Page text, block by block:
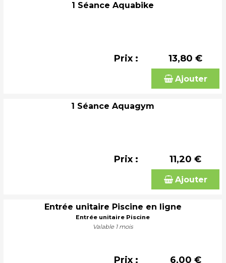
1 Séance Aquabike
Prix : 13,80 €
Ajouter
1 Séance Aquagym
Prix : 11,20 €
Ajouter
Entrée unitaire Piscine en ligne
Entrée unitaire Piscine
Valable 1 mois
Prix : 6,00 €